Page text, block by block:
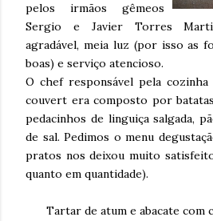
pelos irmãos gêmeos
Sergio e Javier Torres
agradável, meia luz (por isso as
boas) e serviço atencioso.
O chef responsável pela
couvert era composto por
pedacinhos de linguiça salgada,
de sal. Pedimos o menu
pratos nos deixou muito
quanto em quantidade).
Tartar de atum e abacate com